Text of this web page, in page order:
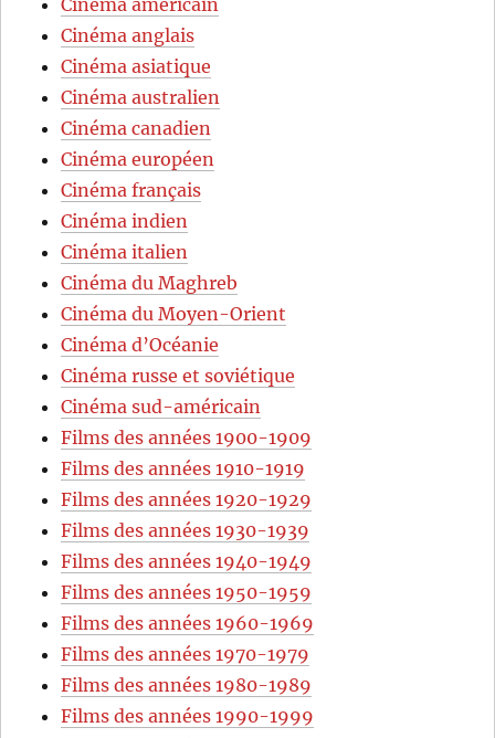
Cinéma américain
Cinéma anglais
Cinéma asiatique
Cinéma australien
Cinéma canadien
Cinéma européen
Cinéma français
Cinéma indien
Cinéma italien
Cinéma du Maghreb
Cinéma du Moyen-Orient
Cinéma d’Océanie
Cinéma russe et soviétique
Cinéma sud-américain
Films des années 1900-1909
Films des années 1910-1919
Films des années 1920-1929
Films des années 1930-1939
Films des années 1940-1949
Films des années 1950-1959
Films des années 1960-1969
Films des années 1970-1979
Films des années 1980-1989
Films des années 1990-1999